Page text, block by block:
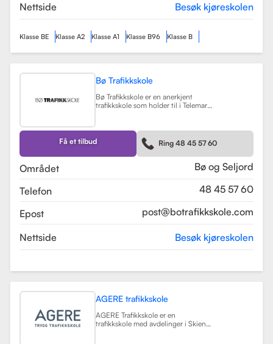
Nettside Besøk kjøreskolen
Klasse BE Klasse A2 Klasse A1 Klasse B96 Klasse B
Bø Trafikkskole
Bø Trafikkskole er en anerkjent
trafikkskole som holder til i Telemark,
elever. Skolen tilbyr opplæring for
førerkort i klasse B, B96 og BE, samt
en rekke kurs som trafikalt
grunnkurs, mørkekjøring, førstehjelp
Få et tilbud Ring 48 45 57 60
Området
Bø og Seljord
Telefon
48 45 57 60
Epost
post@botrafikkskole.com
Nettside Besøk kjøreskolen
AGERE trafikkskole
AGERE Trafikkskole er en
trafikkskole med avdelinger i Skien